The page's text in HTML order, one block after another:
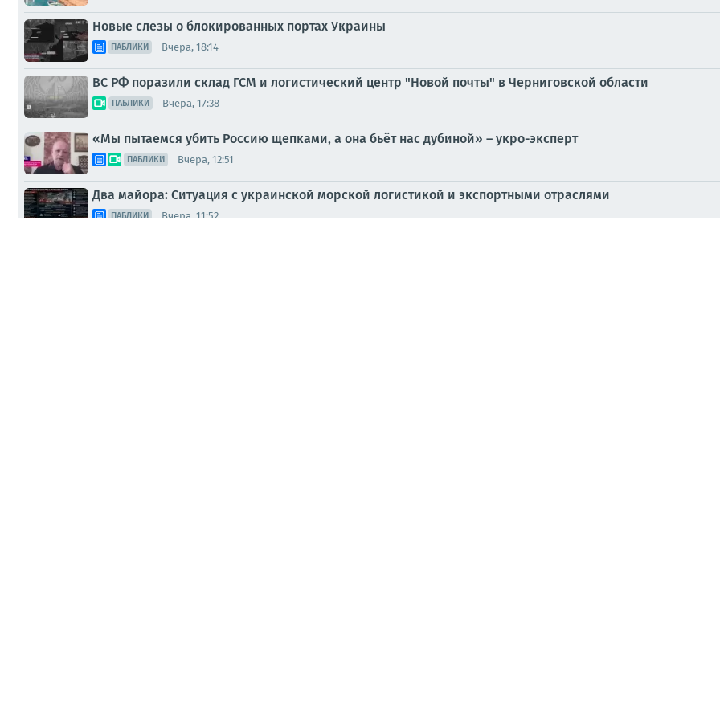
Новые слезы о блокированных портах Украины
ПАБЛИКИ Вчера, 18:14
ВС РФ поразили склад ГСМ и логистический центр "Новой почты" в Черниговской области
ПАБЛИКИ Вчера, 17:38
«Мы пытаемся убить Россию щепками, а она бьёт нас дубиной» – укро-эксперт
ПАБЛИКИ Вчера, 12:51
Два майора: Ситуация с украинской морской логистикой и экспортными отраслями
ПАБЛИКИ Вчера, 11:52